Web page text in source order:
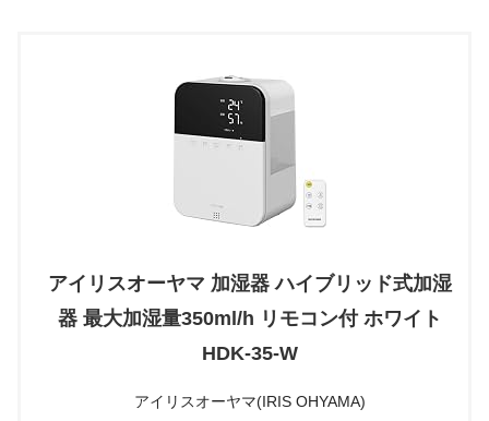
アイリスオーヤマ 加湿器 ハイブリッド式加湿
器 最大加湿量350ml/h リモコン付 ホワイト
HDK-35-W
アイリスオーヤマ(IRIS OHYAMA)